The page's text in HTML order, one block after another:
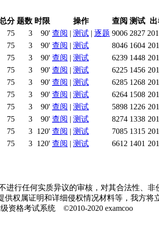
分 题数 时限 操作 查阅 测试
75 3 90' 查阅 | 测试 | 逐题 9006 2827
75 3 90' 查阅 | 测试 8046 1604
75 3 90' 查阅 | 测试 6239 1448
75 3 90' 查阅 | 测试 6225 1456
75 3 90' 查阅 | 测试 6285 1268
75 3 90' 查阅 | 测试 6264 1508
75 3 90' 查阅 | 测试 5898 1226
75 3 90' 查阅 | 测试 8274 1338
75 3 120' 查阅 | 测试 7085 1315
75 3 120' 查阅 | 测试 6612 1401
行任何实质异议的审核，对其合法性、非
供权属证明和详细侵权情况材料等，我方将
资格考试系统 ©2010-2020 examcoo